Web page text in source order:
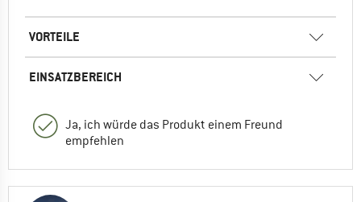
VORTEILE
EINSATZBEREICH
Ja, ich würde das Produkt einem Freund
empfehlen